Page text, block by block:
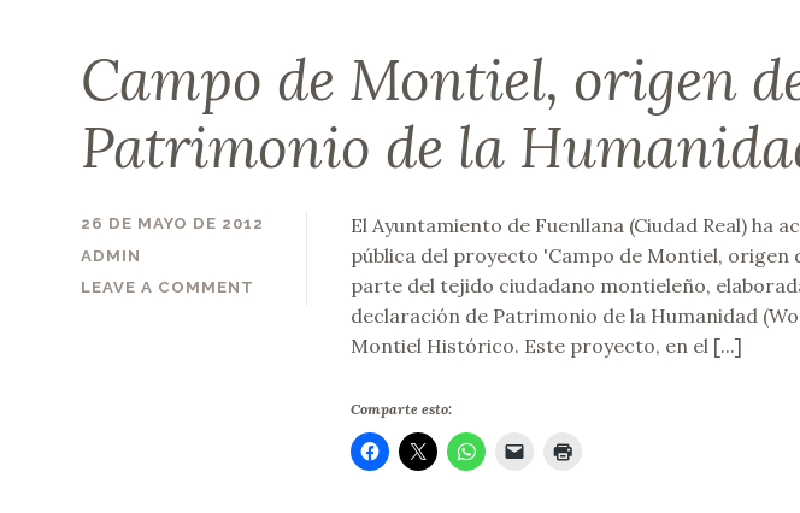
Campo de Montiel, origen
Patrimonio de la
26 DE MAYO DE 2012
ADMIN
LEAVE A COMMENT
El Ayuntamiento de Fuenllana (Ciudad Real) ha
pública del proyecto 'Campo de Montiel, origen
parte del tejido ciudadano montieleño,
declaración de Patrimonio de la Humanidad
Montiel Histórico. Este proyecto, en el [...]
Comparte esto: